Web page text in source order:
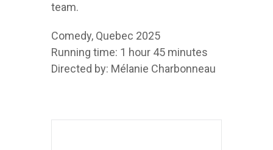
team.
Comedy, Quebec 2025
Running time: 1 hour 45 minutes
Directed by: Mélanie Charbonneau